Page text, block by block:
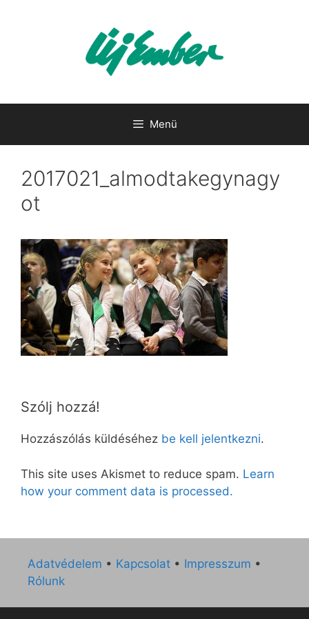
Menü
2017021_almodtakegynagy
ot
Szólj hozzá!
Hozzászólás küldéséhez be kell jelentkezni.
This site uses Akismet to reduce spam. Learn
how your comment data is processed.
Adatvédelem • Kapcsolat • Impresszum •
Rólunk